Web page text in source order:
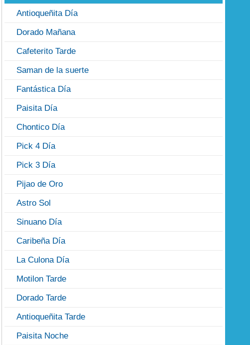
Antioqueñita Día
Dorado Mañana
Cafeterito Tarde
Saman de la suerte
Fantástica Día
Paisita Día
Chontico Día
Pick 4 Día
Pick 3 Día
Pijao de Oro
Astro Sol
Sinuano Día
Caribeña Día
La Culona Día
Motilon Tarde
Dorado Tarde
Antioqueñita Tarde
Paisita Noche